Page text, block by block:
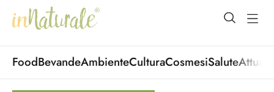
open
FoodBevandeAmbienteCulturaCosmesiSalute